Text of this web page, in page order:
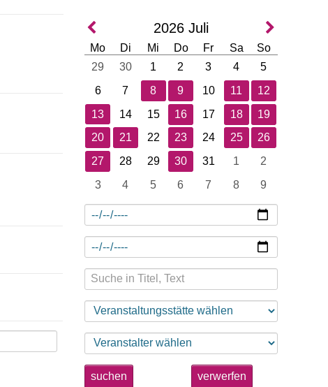
2026 Juli
Mo Di Mi Do Fr Sa
So
29
30 1 2 3 4
5
6
7 8 9 10 11
12
13
14 15 16 17 18
19
20
21 22 23 24 25
26
27
28 29 30 31 1
2
3
4 5 6 7 8 9
suchen verwerfen